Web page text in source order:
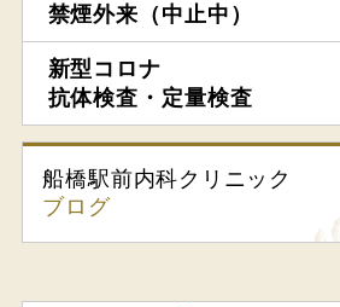
禁煙外来（中止中）
新型コロナ
抗体検査・定量検査
船橋駅前内科クリニック
ブログ